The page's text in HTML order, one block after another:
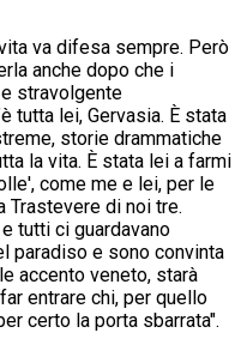
va difesa sempre. Però
anche dopo che i
stravolgente
tutta lei, Gervasia. È stata
storie drammatiche
la vita. È stata lei a farmi
come me e lei, per le
Trastevere di noi tre.
tutti ci guardavano
paradiso e sono convinta
accento veneto, starà
entrare chi, per quello
certo la porta sbarrata".